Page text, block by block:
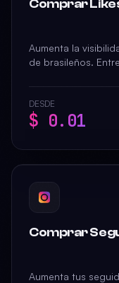
Comprar
Aumenta la
de brasileños.
DESDE
$ 0.01
Comprar
Aumenta tus